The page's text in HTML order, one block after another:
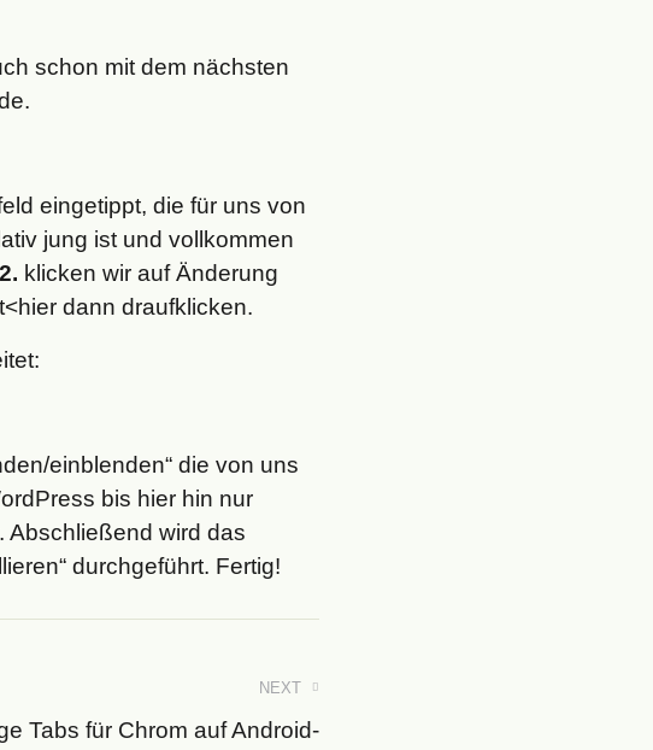
schon mit dem nächsten
eingetippt, die für uns von
jung ist und vollkommen
2. klicken wir auf Änderung
dann draufklicken.
einblenden“ die von uns
bis hier hin nur
Abschließend wird das
durchgeführt. Fertig!
NEXT
Tabs für Chrom auf Android-